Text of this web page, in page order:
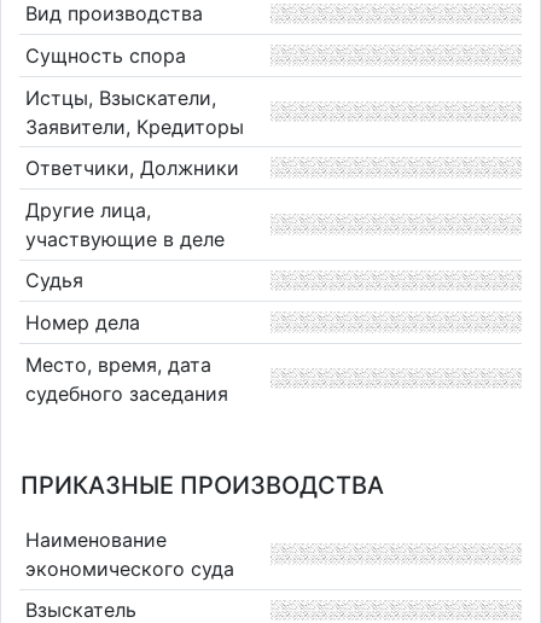
Вид производства
Сущность спора
Истцы, Взыскатели,
Заявители, Кредиторы
Ответчики, Должники
Другие лица,
участвующие в деле
Судья
Номер дела
Место, время, дата
судебного заседания
ПРИКАЗНЫЕ ПРОИЗВОДСТВА
Наименование
экономического суда
Взыскатель